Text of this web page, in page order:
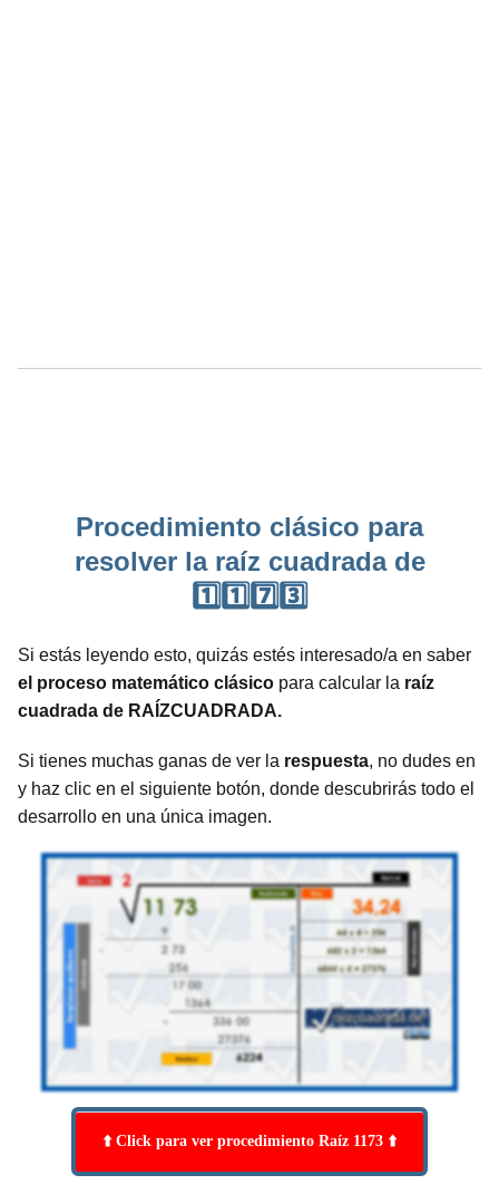
Procedimiento clásico para
resolver la raíz cuadrada de
1️⃣1️⃣7️⃣3️⃣
Si estás leyendo esto, quizás estés interesado/a en saber
el proceso matemático clásico para calcular la raíz
cuadrada de RAÍZCUADRADA.
Si tienes muchas ganas de ver la respuesta, no dudes en
y haz clic en el siguiente botón, donde descubrirás todo el
desarrollo en una única imagen.
⬆️ Click para ver procedimiento Raíz 1173 ⬆️